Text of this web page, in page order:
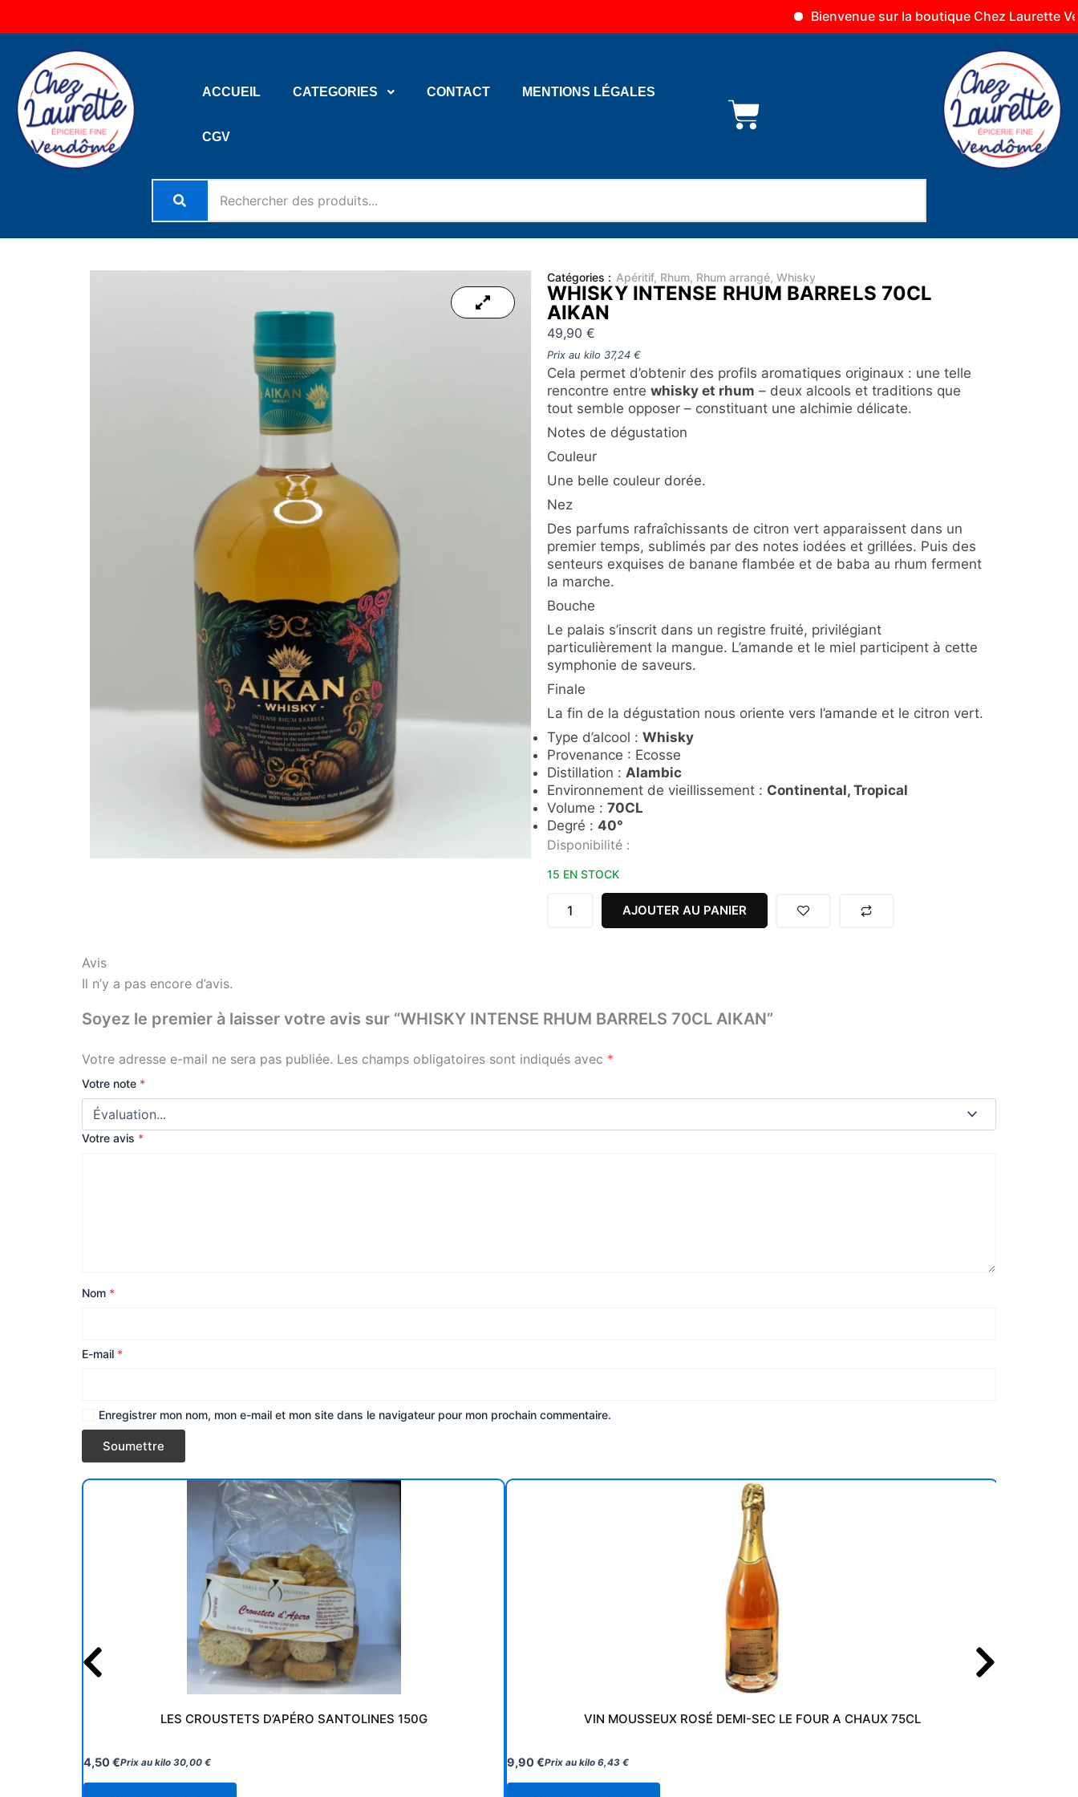
Bienvenue sur la boutique Chez Laurette Vendôme
au
ACCUEIL CATEGORIES CONTACT MENTIONS LÉGALES
CGV
Catégories : Apéritif, Rhum, Rhum arrangé, Whisky
WHISKY INTENSE RHUM BARRELS 70CL
AIKAN
49,90 €
Prix au kilo 37,24 €
Cela permet d’obtenir des profils aromatiques originaux : une telle
rencontre entre whisky et rhum – deux alcools et traditions que
tout semble opposer – constituant une alchimie délicate.
Notes de dégustation
Couleur
Une belle couleur dorée.
Nez
Des parfums rafraîchissants de citron vert apparaissent dans un
premier temps, sublimés par des notes iodées et grillées. Puis des
senteurs exquises de banane flambée et de baba au rhum ferment
la marche.
Bouche
Le palais s’inscrit dans un registre fruité, privilégiant
particulièrement la mangue. L’amande et le miel participent à cette
symphonie de saveurs.
Finale
La fin de la dégustation nous oriente vers l’amande et le citron vert.
Type d’alcool : Whisky
Provenance : Ecosse
Distillation : Alambic
Environnement de vieillissement : Continental, Tropical
Volume : 70CL
Degré : 40°
Disponibilité :
15 EN STOCK
quantité
WHISKY
RHUM
AJOUTER AU PANIER
Avis
Il n’y a pas encore d’avis.
Soyez le premier à laisser votre avis sur “WHISKY INTENSE RHUM BARRELS 70CL AIKAN”
Votre adresse e-mail ne sera pas publiée. Les champs obligatoires sont indiqués avec *
Votre note *
Votre avis *
Nom *
E-mail *
Enregistrer mon nom, mon e-mail et mon site dans le navigateur pour mon prochain commentaire.
LES CROUSTETS D’APÉRO SANTOLINES 150G
4,50€Prix au kilo 30,00 €
VIN MOUSSEUX ROSÉ DEMI-SEC LE FOUR A CHAUX 75CL
9,90€Prix au kilo 6,43 €